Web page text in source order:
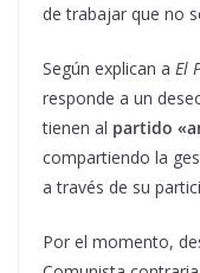
de trabajar que no
Según explican a El
responde a un
tienen al partido
compartiendo la
a través de su
Por el momento,